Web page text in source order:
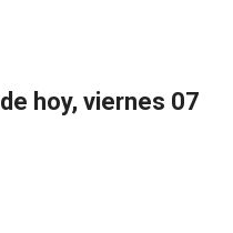
hoy, viernes 07